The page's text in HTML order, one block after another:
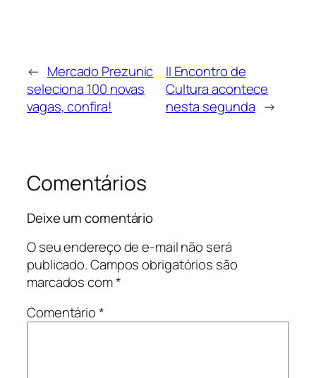
← Mercado Prezunic
seleciona 100 novas
vagas, confira!
II Encontro de
Cultura acontece
nesta segunda →
Comentários
Deixe um comentário
O seu endereço de e-mail não será
publicado.Campos obrigatórios são
marcados com*
Comentário*